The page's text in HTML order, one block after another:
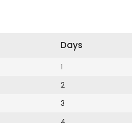
Days
1
2
3